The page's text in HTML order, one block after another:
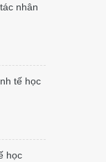
nhân
tế học
học